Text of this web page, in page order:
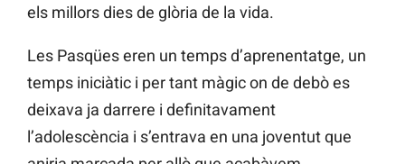
els millors dies de glòria de la vida.
Les Pasqües eren un temps d’aprenentatge, un
temps iniciàtic i per tant màgic on de debò es
deixava ja darrere i definitavament
l’adolescència i s’entrava en una joventut que